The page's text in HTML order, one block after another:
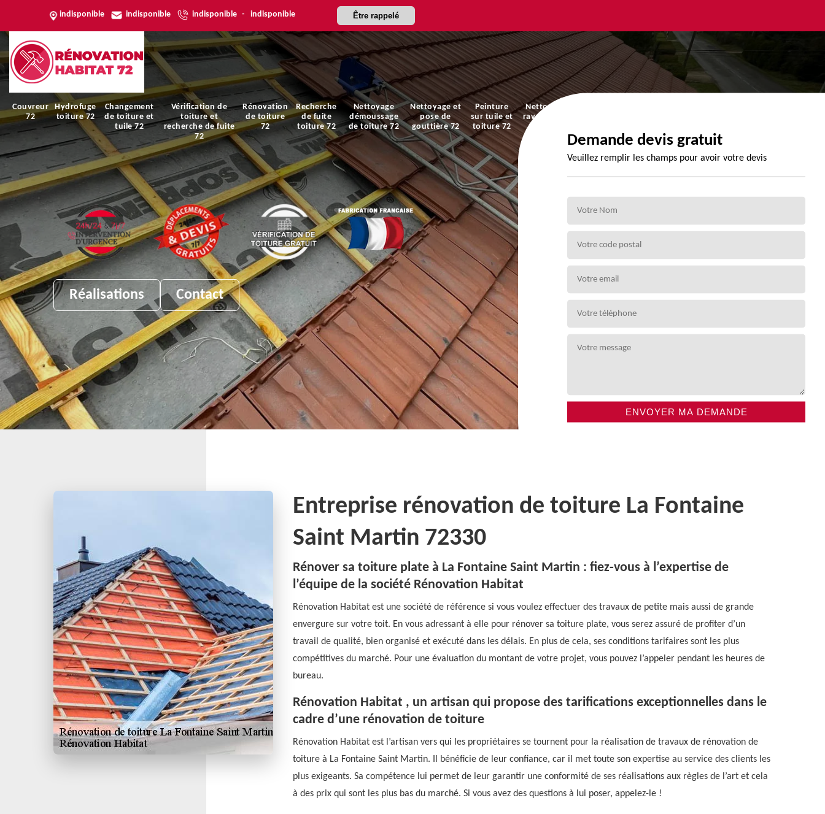
indisponible indisponible indisponible - indisponible Être rappelé
Couvreur
72
Hydrofuge
toiture 72
Changement
de toiture et
tuile 72
Vérification de
toiture et
recherche de fuite
72
Rénovation
de toiture
72
Recherche
de fuite
toiture 72
Nettoyage
démoussage
de toiture 72
Nettoyage et
pose de
gouttière 72
Peinture
sur tuile et
toiture 72
Nettoyage et
ravalement de
Réalisations Contact
Demande devis gratuit
Veuillez remplir les champs pour avoir votre devis
Entreprise rénovation de toiture La Fontaine
Saint Martin 72330
Rénover sa toiture plate à La Fontaine Saint Martin : fiez-vous à l’expertise de
l’équipe de la société Rénovation Habitat
Rénovation Habitat est une société de référence si vous voulez effectuer des travaux de petite mais aussi de grande
envergure sur votre toit. En vous adressant à elle pour rénover sa toiture plate, vous serez assuré de profiter d’un
travail de qualité, bien organisé et exécuté dans les délais. En plus de cela, ses conditions tarifaires sont les plus
compétitives du marché. Pour une évaluation du montant de votre projet, vous pouvez l’appeler pendant les heures de
bureau.
Rénovation Habitat , un artisan qui propose des tarifications exceptionnelles dans le
cadre d’une rénovation de toiture
Rénovation Habitat est l’artisan vers qui les propriétaires se tournent pour la réalisation de travaux de rénovation de
toiture à La Fontaine Saint Martin. Il bénéficie de leur confiance, car il met toute son expertise au service des clients les
plus exigeants. Sa compétence lui permet de leur garantir une conformité de ses réalisations aux règles de l’art et cela
à des prix qui sont les plus bas du marché. Si vous avez des questions à lui poser, appelez-le !